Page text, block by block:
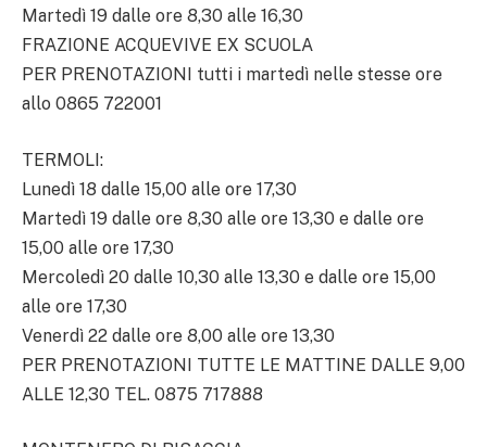
Martedì 19 dalle ore 8,30 alle 16,30
FRAZIONE ACQUEVIVE EX SCUOLA
PER PRENOTAZIONI tutti i martedì nelle stesse ore
allo 0865 722001
TERMOLI:
Lunedì 18 dalle 15,00 alle ore 17,30
Martedì 19 dalle ore 8,30 alle ore 13,30 e dalle ore
15,00 alle ore 17,30
Mercoledì 20 dalle 10,30 alle 13,30 e dalle ore 15,00
alle ore 17,30
Venerdì 22 dalle ore 8,00 alle ore 13,30
PER PRENOTAZIONI TUTTE LE MATTINE DALLE 9,00
ALLE 12,30 TEL. 0875 717888